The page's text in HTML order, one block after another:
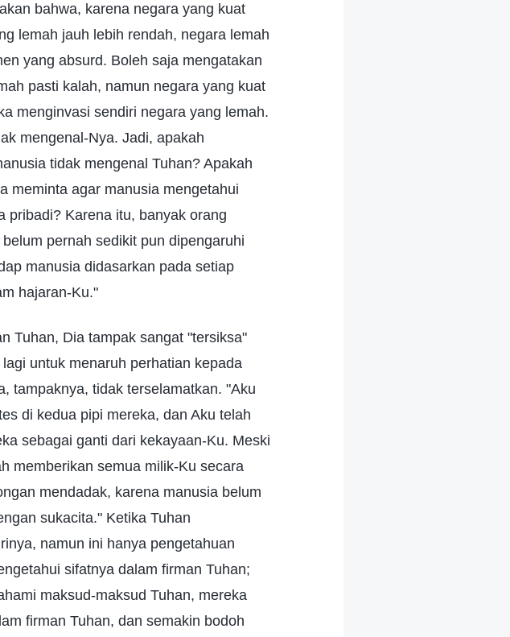
bahwa, karena negara yang kuat
lemah jauh lebih rendah, negara lemah
yang absurd. Boleh saja mengatakan
pasti kalah, namun negara yang kuat
menginvasi sendiri negara yang lemah.
mengenal-Nya. Jadi, apakah
tidak mengenal Tuhan? Apakah
meminta agar manusia mengetahui
pribadi? Karena itu, banyak orang
pernah sedikit pun dipengaruhi
manusia didasarkan pada setiap
hajaran-Ku."
Tuhan, Dia tampak sangat "tersiksa"
untuk menaruh perhatian kepada
tampaknya, tidak terselamatkan. "Aku
di kedua pipi mereka, dan Aku telah
sebagai ganti dari kekayaan-Ku. Meski
memberikan semua milik-Ku secara
mendadak, karena manusia belum
sukacita." Ketika Tuhan
namun ini hanya pengetahuan
sifatnya dalam firman Tuhan;
maksud-maksud Tuhan, mereka
firman Tuhan, dan semakin bodoh